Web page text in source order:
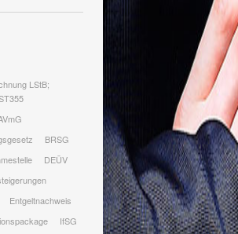
LStB;
BRSG
DEÜV
Entgeltnachweis
IfSG